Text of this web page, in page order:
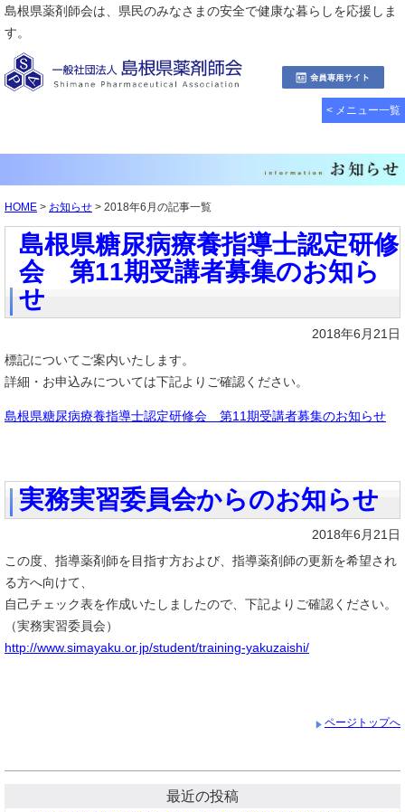
島根県薬剤師会は、県民のみなさまの安全で健康な暮らしを応援しま
す。
< メニュー一覧
HOME > お知らせ > 2018年6月の記事一覧
島根県糖尿病療養指導士認定研修
会 第11期受講者募集のお知ら
せ
2018年6月21日
標記についてご案内いたします。
詳細・お申込みについては下記よりご確認ください。
島根県糖尿病療養指導士認定研修会 第11期受講者募集のお知らせ
実務実習委員会からのお知らせ
2018年6月21日
この度、指導薬剤師を目指す方および、指導薬剤師の更新を希望され
る方へ向けて、
自己チェック表を作成いたしましたので、下記よりご確認ください。
（実務実習委員会）
http://www.simayaku.or.jp/student/training-yakuzaishi/
ページトップへ
最近の投稿